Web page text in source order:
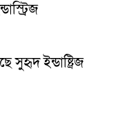
সুহৃদ ইন্ডাষ্ট্রিজ